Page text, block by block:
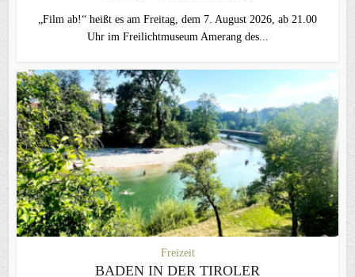
„Film ab!“ heißt es am Freitag, dem 7. August 2026, ab 21.00
Uhr im Freilichtmuseum Amerang des...
Freizeit
BADEN IN DER TIROLER